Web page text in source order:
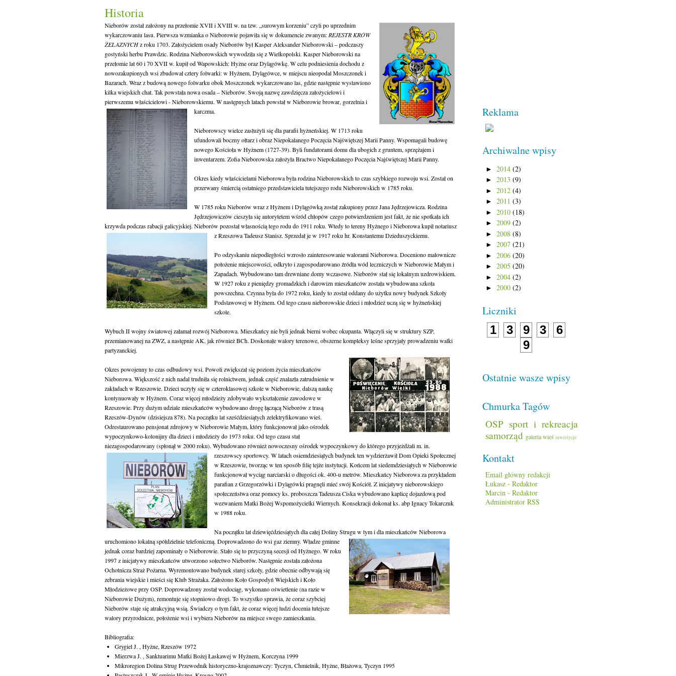
Historia
Nieborów został założony na przełomie XVII i XVIII w. na tzw. „surowym korzeniu”czyli po uprzednim
wykarczowaniu lasu. Pierwsza wzmianka o Nieborowie pojawiła się w dokumencie zwanym: REJESTR KRÓW
ŻELAZNYCHz roku 1703. Założycielem osady Nieborów był Kasper Aleksander Nieborowski – podczaszy
gostyński herbu Prawdzic. Rodzina Nieborowskich wywodziła się z Wielkopolski. Kasper Nieborowski na
przełomie lat 60 i 70 XVII w. kupił od Wapowskich: Hyżne oraz Dylągówkę. W celu podniesienia dochodu z
nowozakupionych wsi zbudował cztery folwarki: w Hyżnem, Dylągówce, w miejscu nieopodal Moszczonek i
Bazarach. Wraz z budową nowego folwarku obok Moszczonek wykarczowano las, gdzie następnie wystawiono
kilka wiejskich chat. Tak powstała nowa osada – Nieborów. Swoją nazwę zawdzięcza założycielowi i
pierwszemu właścicielowi - Nieborowskiemu. W następnych latach powstał w Nieborowie browar, gorzelnia i
karczma.
Nieborowscy wielce zasłużyli się dla parafii hyżneńskiej. W 1713 roku
ufundowali boczny ołtarz i obraz Niepokalanego Poczęcia Najświętszej Marii Panny. Wspomagali budowę
nowego Kościoła w Hyżnem (1727-39). Byli fundatorami domu dla ubogich z gruntem, sprzężajem i
inwentarzem. Zofia Nieborowska założyła Bractwo Niepokalanego Poczęcia Najświętszej Marii Panny.
Okres kiedy właścicielami Nieborowa była rodzina Nieborowskich to czas szybkiego rozwoju wsi. Został on
przerwany śmiercią ostatniego przedstawiciela tutejszego rodu Nieborowskich w 1785 roku.
W 1785 roku Nieborów wraz z Hyżnem i Dylągówką został zakupiony przez Jana Jędrzejowicza. Rodzina
Jędrzejowiczów cieszyła się autorytetem wśród chłopów czego potwierdzeniem jest fakt, że nie spotkała ich
krzywda podczas rabacji galicyjskiej. Nieborów pozostał własnością tego rodu do 1911 roku. Wtedy to tereny Hyżnego i Nieborowa kupił notariusz
z Rzeszowa Tadeusz Stanisz. Sprzedał je w 1917 roku hr. Konstantemu Dzieduszyckiemu.
Po odzyskaniu niepodległości wzrosło zainteresowanie walorami Nieborowa. Doceniono malownicze
położenie miejscowości, odkryto i zagospodarowano źródła wód leczniczych w Nieborowie Małym i
Zapadach. Wybudowano tam drewniane domy wczasowe. Nieborów stał się lokalnym uzdrowiskiem.
W 1927 roku z pieniędzy gromadzkich i darowizn mieszkańców została wybudowana szkoła
powszechna. Czynna była do 1972 roku, kiedy to został oddany do użytku nowy budynek Szkoły
Podstawowej w Hyżnem. Od tego czasu nieborowskie dzieci i młodzież uczą się w hyżneńskiej
szkole.
Wybuch II wojny światowej załamał rozwój Nieborowa. Mieszkańcy nie byli jednak bierni wobec okupanta. Włączyli się w struktury SZP,
przemianowanej na ZWZ, a następnie AK, jak również BCh. Doskonałe walory terenowe, obszerne kompleksy leśne sprzyjały prowadzeniu walki
partyzanckiej.
Okres powojenny to czas odbudowy wsi. Powoli zwiększał się poziom życia mieszkańców
Nieborowa. Większość z nich nadal trudniła się rolnictwem, jednak część znalazła zatrudnienie w
zakładach w Rzeszowie. Dzieci uczyły się w czteroklasowej szkole w Nieborowie, dalszą naukę
kontynuowały w Hyżnem. Coraz więcej młodzieży zdobywało wykształcenie zawodowe w
Rzeszowie. Przy dużym udziale mieszkańców wybudowano drogę łączącą Nieborów z trasą
Rzeszów-Dynów (dzisiejsza 878). Na początku lat sześćdziesiątych zelektryfikowano wieś.
Odrestaurowano pensjonat zdrojowy w Nieborowie Małym, który funkcjonował jako ośrodek
wypoczynkowo-kolonijny dla dzieci i młodzieży do 1973 roku. Od tego czasu stał
niezagospodarowany (spłonął w 2000 roku). Wybudowano również nowoczesny ośrodek wypoczynkowy do którego przyjeżdżali m. in.
rzeszowscy sportowcy. W latach osiemdziesiątych budynek ten wydzierżawił Dom Opieki Społecznej
w Rzeszowie, tworząc w ten sposób filię tejże instytucji. Końcem lat siedemdziesiątych w Nieborowie
funkcjonował wyciąg narciarski o długości ok. 400-u metrów. Mieszkańcy Nieborowa za przykładem
parafian z Grzegorzówki i Dylągówki pragnęli mieć swój Kościół. Z inicjatywy nieborowskiego
społeczeństwa oraz pomocy ks. proboszcza Tadeusza Ciska wybudowano kaplicę dojazdową pod
wezwaniem Matki Bożej Wspomożycielki Wiernych. Konsekracji dokonał ks. abp Ignacy Tokarczuk
w 1988 roku.
Na początku lat dziewięćdziesiątych dla całej Doliny Strugu w tym i dla mieszkańców Nieborowa
uruchomiono lokalną spółdzielnie telefoniczną. Doprowadzono do wsi gaz ziemny. Władze gminne
jednak coraz bardziej zapominały o Nieborowie. Stało się to przyczyną secesji od Hyżnego. W roku
1997 z inicjatywy mieszkańców utworzono sołectwo Nieborów. Następnie została założona
Ochotnicza Straż Pożarna. Wyremontowano budynek starej szkoły, gdzie obecnie odbywają się
zebrania wiejskie i mieści się Klub Strażaka. Założono Koło Gospodyń Wiejskich i Koło
Młodzieżowe przy OSP. Doprowadzony został wodociąg, wykonano oświetlenie (na razie w
Nieborowie Dużym), remontuje się stopniowo drogi. To wszystko sprawia, że coraz szybciej
Nieborów staje się atrakcyjną wsią. Świadczy o tym fakt, że coraz więcej ludzi docenia tutejsze
walory przyrodnicze, położenie wsi i wybiera Nieborów na miejsce swego zamieszkania.
Bibliografia:
Grygiel J. , Hyżne, Rzeszów 1972
Mierzwa J. , Sanktuarimu Matki Bożej Łaskawej w Hyżnem, Korczyna 1999
Mikroregion Dolina Strug Przewodnik historyczno-krajoznawczy: Tyczyn, Chmielnik, Hyżne, Błażowa, Tyczyn 1995
Reklama
Archiwalne wpisy
► 2014 (2)
► 2013 (9)
► 2012 (4)
► 2011 (3)
► 2010 (18)
► 2009 (2)
► 2008 (8)
► 2007 (21)
► 2006 (20)
► 2005 (20)
► 2004 (2)
► 2000 (2)
Liczniki
1
3 9 3
6
9
Ostatnie wasze wpisy
Chmurka Tagów
OSP sport i rekreacja
samorząd galeria wieś inwestycje
Kontakt
Email główny redakcji
Łukasz - Redaktor
Marcin - Redaktor
Administrator RSS